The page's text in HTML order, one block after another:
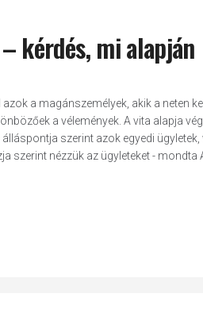
kérdés, mi alapján
a magánszemélyek, akik a neten
a vélemények. A vita alapja
szerint azok egyedi
szerint nézzük az ügyleteket -